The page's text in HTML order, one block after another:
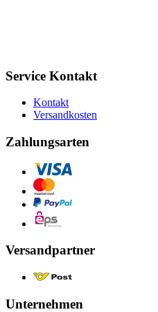
Service Kontakt
Kontakt
Versandkosten
Zahlungsarten
Versandpartner
Unternehmen